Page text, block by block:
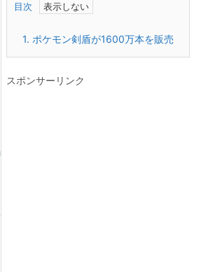
目次
1. ポケモン剣盾が1600万本を販売
スポンサーリンク